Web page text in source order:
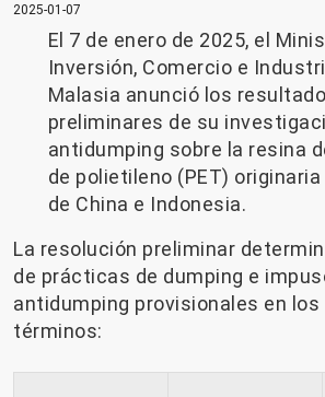
2025-01-07
El 7 de enero de 2025, el
Inversión, Comercio e
Malasia anunció los
preliminares de su
antidumping sobre la resina
de polietileno (PET)
de China e Indonesia.
La resolución preliminar
de prácticas de dumping e
antidumping provisionales en
términos: